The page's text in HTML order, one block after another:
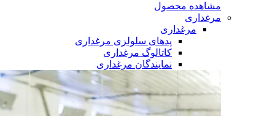
مشاهده محصول
مرغداری
مرغداری
پدهای سلولزی مرغداری
کاتالوگ مرغداری
نمایندگان مرغداری